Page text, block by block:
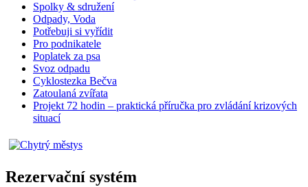
Spolky & sdružení
Odpady, Voda
Potřebuji si vyřídit
Pro podnikatele
Poplatek za psa
Svoz odpadu
Cyklostezka Bečva
Zatoulaná zvířata
Projekt 72 hodin – praktická příručka pro zvládání krizových
situací
Rezervační systém